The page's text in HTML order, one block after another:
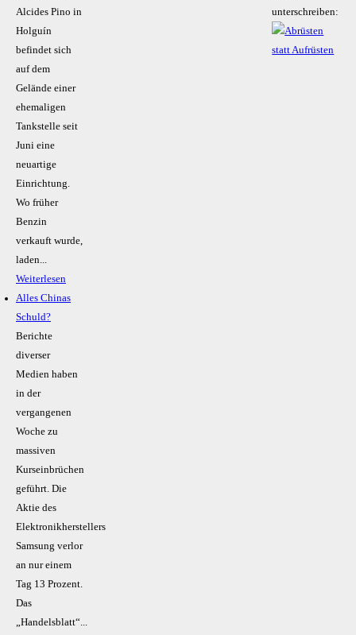
Alcides Pino in
Holguín
befindet sich
auf dem
Gelände einer
ehemaligen
Tankstelle seit
Juni eine
neuartige
Einrichtung.
Wo früher
Benzin
verkauft wurde,
laden...
Weiterlesen
Alles Chinas
Schuld?
Berichte
diverser
Medien haben
in der
vergangenen
Woche zu
massiven
Kurseinbrüchen
geführt. Die
Aktie des
Elektronikherstellers
Samsung verlor
an nur einem
Tag 13 Prozent.
Das
„Handelsblatt“...
unterschreiben: